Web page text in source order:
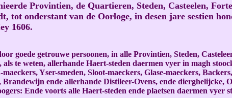
Provintien, de Quartieren, Steden, Casteelen,
tot onderstant van de Oorloge, in desen jare sestien
1606.
goede getrouwe persoonen, in alle Provintien, Steden,
te weten, allerhande Haert-steden daermen vyer in magh
Yser-smeden, Sloot-maeckers, Glase-maeckers,
ende allerhande Distileer-Ovens, ende dierghelijcke,
Ende voorts alle Haert-steden ende plaetsen daermen vyer